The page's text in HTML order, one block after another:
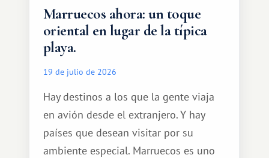
Marruecos ahora: un toque
oriental en lugar de la típica
playa.
19 de julio de 2026
Hay destinos a los que la gente viaja
en avión desde el extranjero. Y hay
países que desean visitar por su
ambiente especial. Marruecos es uno